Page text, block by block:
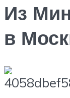
Из
в